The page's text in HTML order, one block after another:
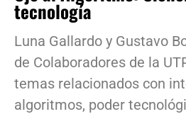
tecnología
Luna Gallardo y Gustavo
de Colaboradores de la
temas relacionados con
algoritmos, poder